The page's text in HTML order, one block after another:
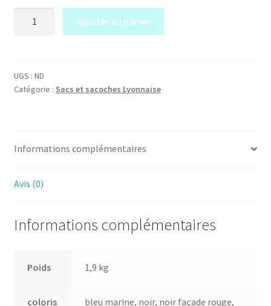
Ajouter au panier
UGS : ND
Catégorie : Sacs et sacoches Lyonnaise
Informations complémentaires
Avis (0)
Informations complémentaires
Poids 1,9 kg
coloris
bleu marine, noir, noir façade rouge,